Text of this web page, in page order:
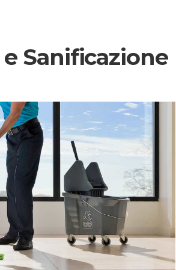
Sanificazione